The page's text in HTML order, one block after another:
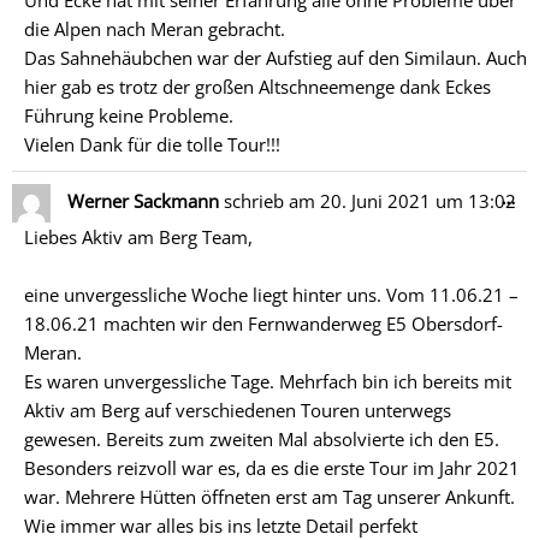
die Alpen nach Meran gebracht.
Das Sahnehäubchen war der Aufstieg auf den Similaun. Auch
hier gab es trotz der großen Altschneemenge dank Eckes
Führung keine Probleme.
Vielen Dank für die tolle Tour!!!
Werner Sackmann schrieb am 20. Juni 2021 um 13:02
Liebes Aktiv am Berg Team,
eine unvergessliche Woche liegt hinter uns. Vom 11.06.21 –
18.06.21 machten wir den Fernwanderweg E5 Obersdorf-
Meran.
Es waren unvergessliche Tage. Mehrfach bin ich bereits mit
Aktiv am Berg auf verschiedenen Touren unterwegs
gewesen. Bereits zum zweiten Mal absolvierte ich den E5.
Besonders reizvoll war es, da es die erste Tour im Jahr 2021
war. Mehrere Hütten öffneten erst am Tag unserer Ankunft.
Wie immer war alles bis ins letzte Detail perfekt
…